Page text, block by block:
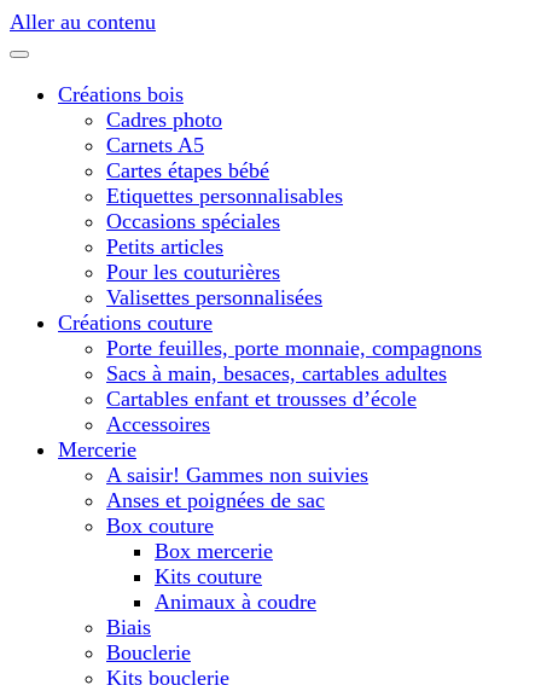
Aller au contenu
Créations bois
Cadres photo
Carnets A5
Cartes étapes bébé
Etiquettes personnalisables
Occasions spéciales
Petits articles
Pour les couturières
Valisettes personnalisées
Créations couture
Porte feuilles, porte monnaie, compagnons
Sacs à main, besaces, cartables adultes
Cartables enfant et trousses d’école
Accessoires
Mercerie
A saisir! Gammes non suivies
Anses et poignées de sac
Box couture
Box mercerie
Kits couture
Animaux à coudre
Biais
Bouclerie
Kits bouclerie